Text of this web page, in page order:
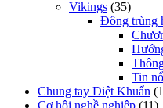
Vikings (35)
Đông trùng
Tin
Chung tay Diệt Khuẩn
Cơ hội nghề nghiệp (11)